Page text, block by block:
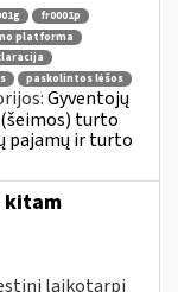
fr0001p
platforma
paskolintos lėšos
Gyventojų
turto
pajamų ir turto
kitam
laikotarpį